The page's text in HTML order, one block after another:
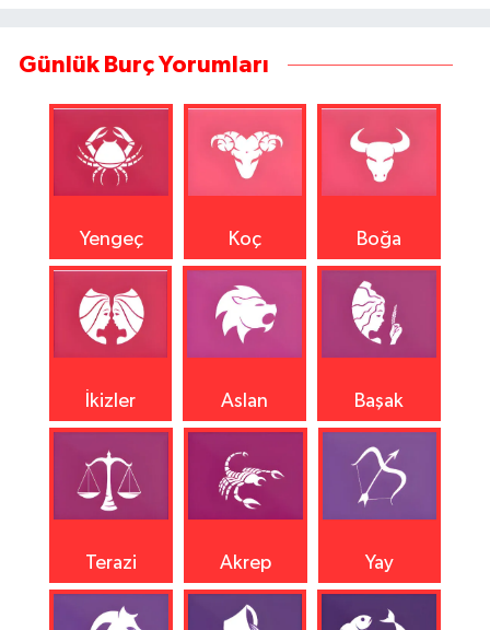
Günlük Burç Yorumları
Yengeç Koç Boğa
İkizler Aslan Başak
Terazi Akrep Yay